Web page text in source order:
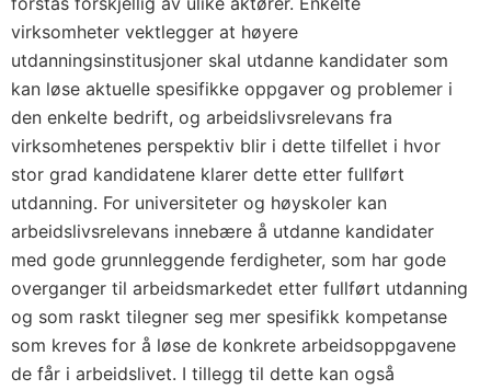
virksomheter vektlegger at høyere
utdanningsinstitusjoner skal utdanne kandidater som
kan løse aktuelle spesifikke oppgaver og problemer i
den enkelte bedrift, og arbeidslivsrelevans fra
virksomhetenes perspektiv blir i dette tilfellet i hvor
stor grad kandidatene klarer dette etter fullført
utdanning. For universiteter og høyskoler kan
arbeidslivsrelevans innebære å utdanne kandidater
med gode grunnleggende ferdigheter, som har gode
overganger til arbeidsmarkedet etter fullført utdanning
og som raskt tilegner seg mer spesifikk kompetanse
som kreves for å løse de konkrete arbeidsoppgavene
de får i arbeidslivet. I tillegg til dette kan også